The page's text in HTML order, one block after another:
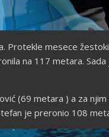
Protekle mesece
na 117 metara.
(69 metara ) a za
je preronio 108